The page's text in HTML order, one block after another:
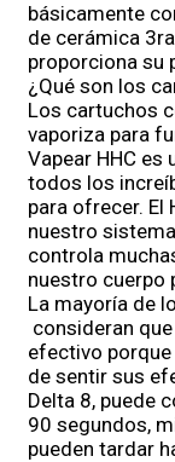
básicamente
de cerámica
proporciona su
¿Qué son los
Los cartuchos
vaporiza para
Vapear HHC
todos los
para ofrecer. El
nuestro
controla
nuestro cuerpo
La mayoría de
consideran
efectivo
de sentir sus
Delta 8, puede
90 segundos,
pueden tardar